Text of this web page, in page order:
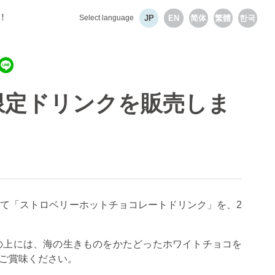
Select language JP EN 简体 繁體 한국
ドリンクを販売しま
「ストロベリーホットチョコレートドリンク」を、2
には、海の生きものをかたどったホワイトチョコを
賞味ください。